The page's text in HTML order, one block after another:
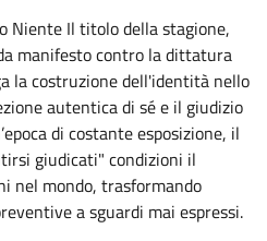
Niente Il titolo della stagione,
manifesto contro la dittatura
la costruzione dell'identità nello
autentica di sé e il giudizio
di costante esposizione, il
giudicati" condizioni il
nel mondo, trasformando
a sguardi mai espressi.